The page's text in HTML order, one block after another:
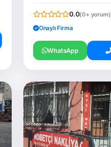
0.0(0+ yorum)
Onaylı Firma
WhatsApp